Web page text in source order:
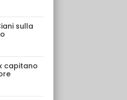
sulla
capitano